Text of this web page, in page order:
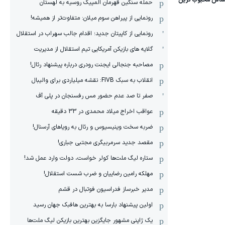
حمله سنگین قهرمان المپیک روسیه به لهستان
رونمایی از پیراهن سوم میلان: متفاوت‌تر از همیشه!
رونمایی از کاپیتان جدید؛ اقدام جالب سهراب در استقلال
گلایه های بازیکن آمریکایی تیم استقلال از مدیریت
مصاحبه جنجالی ایجنت رودری درباره پیشنهاد رئال!
انقلاب به سبک FIVB: نقشه میلیاردی برای والیبال
صفر تا صد عدم حضور مس رفسنجان در پلی آف
عواقب اخراج میلاد محمدی در 33 دقیقه
ضربه سخت وینیسیوس و رئال به رویاهای آرسنال!
مقصد جدید سرمربیگری مجتبی جباری!
ستاره لیگ ملت‌ها کولر خواست، دولت وارد عمل شد!
مهلکه رامین رضاییان و ضرب شست استقلال!
مدیر خبرساز فدراسیون فوتبال در قشم
اولین پیشنهاد بارسا به بهترین هافبک جهان رسید
یک ژاپنی مشهور جایگزین بهترین بازیکن لیگ ملت‌ها